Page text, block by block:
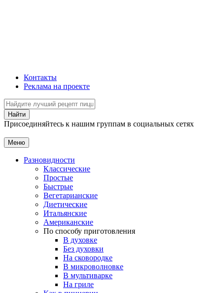
Контакты
Реклама на проекте
Присоединяйтесь к нашим группам в социальных сетях
Меню
Разновидности
Классические
Простые
Быстрые
Вегетарианские
Диетические
Итальянские
Американские
По способу приготовления
В духовке
Без духовки
На сковородке
В микроволновке
В мультиварке
На гриле